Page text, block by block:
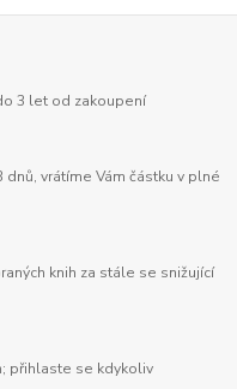
3 let od zakoupení
vrátíme Vám částku v plné
knih za stále se snižující
přihlaste se kdykoliv